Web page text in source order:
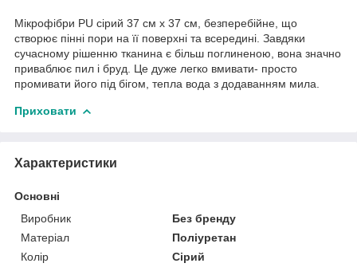
Мікрофібри PU сірий 37 см х 37 см, безперебійне, що
створює пінні пори на її поверхні та всередині. Завдяки
сучасному рішенню тканина є більш поглиненою, вона значно
приваблює пил і бруд. Це дуже легко вмивати- просто
промивати його під бігом, тепла вода з додаванням мила.
Приховати
Характеристики
Основні
Виробник
Без бренду
Матеріал
Поліуретан
Колір
Сірий